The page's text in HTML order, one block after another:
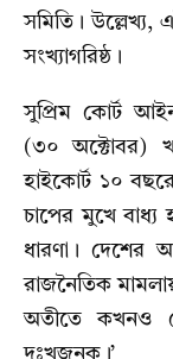
সমিতি। উল্লেখ্য,
সংখ্যাগরিষ্ঠ।
সুপ্রিম কোর্ট
(৩০ অক্টোবর)
হাইকোর্ট ১০
চাপের মুখে বাধ্য
ধারণা। দেশের
রাজনৈতিক
অতীতে কখনও
দুঃখজনক।’